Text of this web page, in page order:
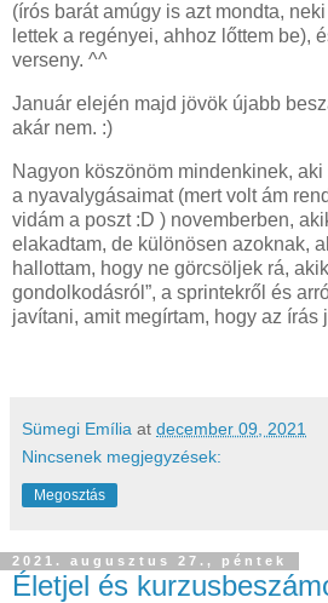
(írós barát amúgy is azt mondta,
lettek a regényei, ahhoz lőttem be),
verseny. ^^
Január elején majd jövök újabb
akár nem. :)
Nagyon köszönöm mindenkinek,
a nyavalygásaimat (mert volt ám
vidám a poszt :D ) novemberben,
elakadtam, de különösen azoknak,
hallottam, hogy ne görcsöljek rá,
gondolkodásról”, a sprintekről és
javítani, amit megírtam, hogy az írás
Sümegi Emília at december 09, 2021
Nincsenek megjegyzések:
Megosztás
2021. augusztus 27., péntek
Életjel és